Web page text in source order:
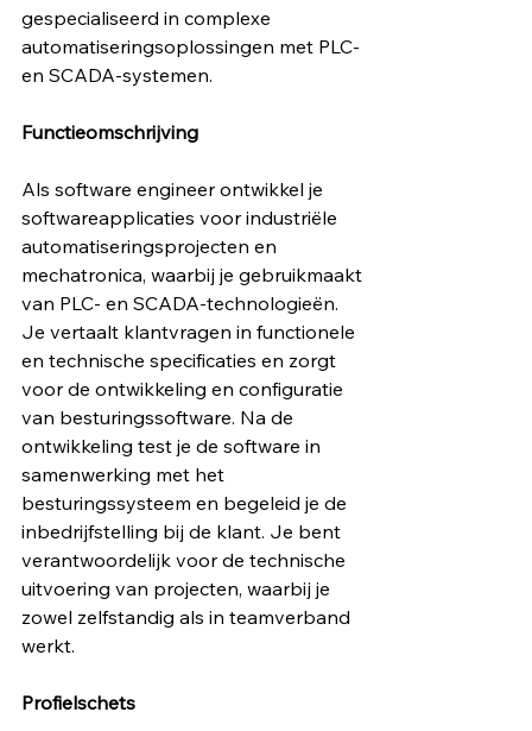
gespecialiseerd in complexe
automatiseringsoplossingen met PLC-
en SCADA-systemen.
Functieomschrijving
Als software engineer ontwikkel je
softwareapplicaties voor industriële
automatiseringsprojecten en
mechatronica, waarbij je gebruikmaakt
van PLC- en SCADA-technologieën.
Je vertaalt klantvragen in functionele
en technische specificaties en zorgt
voor de ontwikkeling en configuratie
van besturingssoftware. Na de
ontwikkeling test je de software in
samenwerking met het
besturingssysteem en begeleid je de
inbedrijfstelling bij de klant. Je bent
verantwoordelijk voor de technische
uitvoering van projecten, waarbij je
zowel zelfstandig als in teamverband
werkt.
Profielschets